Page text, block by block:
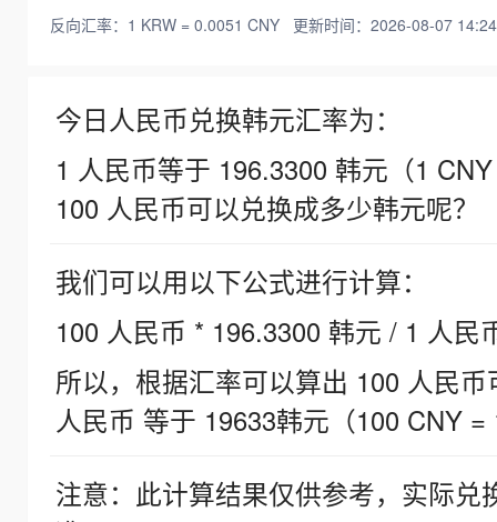
反向汇率：1 KRW = 0.0051 CNY 更新时间：2026-08-07
今日人民币兑换韩元汇率为：
1 人民币等于 196.3300 韩元（1
100 人民币可以兑换成多少韩元呢？
我们可以用以下公式进行计算：
100 人民币 * 196.3300 韩元 / 1 人民
所以，根据汇率可以算出 100 人民
人民币 等于 19633韩元（100 CNY =
注意：此计算结果仅供参考，实际